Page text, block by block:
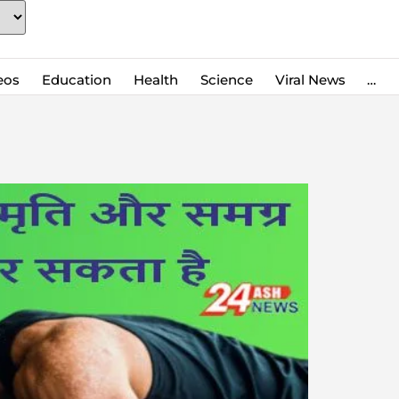
Education Health Science Viral News …